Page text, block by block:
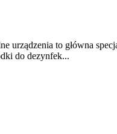
urządzenia to główna
do dezynfek...